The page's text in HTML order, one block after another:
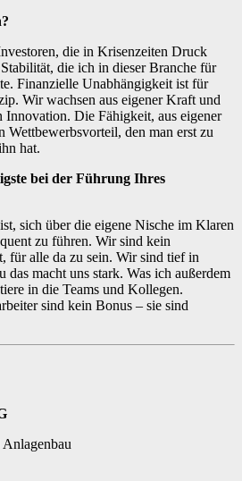
die in Krisenzeiten Druck
die ich in dieser Branche für
Finanzielle Unabhängigkeit ist für
Wir wachsen aus eigener Kraft und
Innovation. Die Fähigkeit, aus eigener
Wettbewerbsvorteil, den man erst zu
hat.
bei der Führung Ihres
sich über die eigene Nische im Klaren
zu führen. Wir sind kein
für alle da zu sein. Wir sind tief in
das macht uns stark. Was ich außerdem
in die Teams und Kollegen.
sind kein Bonus – sie sind